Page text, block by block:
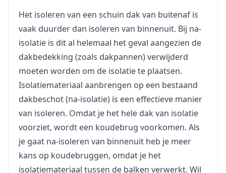
Het isoleren van een schuin dak van buitenaf is
vaak duurder dan isoleren van binnenuit. Bij na-
isolatie is dit al helemaal het geval aangezien de
dakbedekking (zoals dakpannen) verwijderd
moeten worden om de isolatie te plaatsen.
Isolatiemateriaal aanbrengen op een bestaand
dakbeschot (na-isolatie) is een effectieve manier
van isoleren. Omdat je het hele dak van isolatie
voorziet, wordt een koudebrug voorkomen. Als
je gaat na-isoleren van binnenuit heb je meer
kans op koudebruggen, omdat je het
isolatiemateriaal tussen de balken verwerkt. Wil